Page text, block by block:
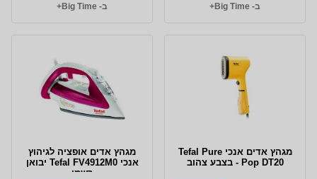
ב- Big Time+ ב- Big Time+
מגהץ אדים אנכי Tefal Pure
Pop DT20 - בצבע צהוב
מגהץ ‏אדים ‏אופציה לגיהוץ
אנכי Tefal FV4912M0 יבואן
רשמי